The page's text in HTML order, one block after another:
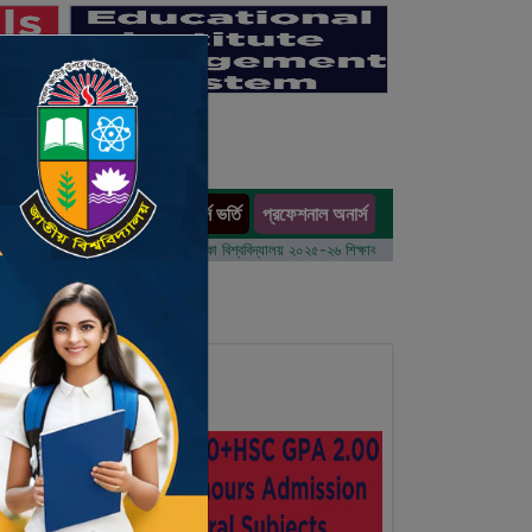
অনার্স ভর্তি প্রফেশনাল অনার্স
ভর্তি আবেদন বিজ্ঞপ্তি ঢাকা বিশ্ববিদ্যালয় ২০২৫-২৬ শিক্ষাবর্ষে আন্ডারগ্র্যাজুয়েট প্রোগ্রামে ভর্তি